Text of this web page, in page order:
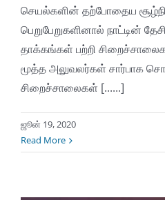
செயல்களின் தற்போதைய
பெறுபேறுகளினால் நாட்டின்
தாக்கங்கள் பற்றி
மூத்த அலுவலர்கள் சார்பாக
சிறைச்சாலைகள் [......]
ஜூன் 19, 2020
Read More